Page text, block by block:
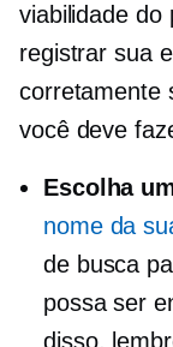
viabilidade do
registrar sua
corretamente
você deve
Escolha
nome da
de busca
possa ser
disso,